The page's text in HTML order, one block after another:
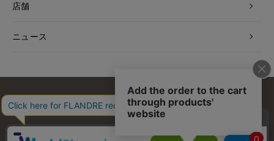
店舗
ニュース
お問い合わせ 利用規約 会社概要 プライバシーポリシー